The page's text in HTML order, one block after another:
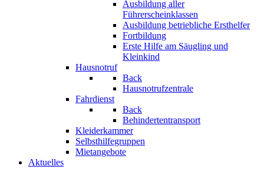
Ausbildung aller
Führerscheinklassen
Ausbildung betriebliche Ersthelfer
Fortbildung
Erste Hilfe am Säugling und
Kleinkind
Hausnotruf
Back
Hausnotrufzentrale
Fahrdienst
Back
Behindertentransport
Kleiderkammer
Selbsthilfegruppen
Mietangebote
Aktuelles